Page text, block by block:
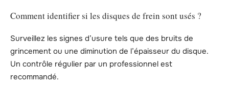
Comment identifier si les disques de frein sont usés ?
Surveillez les signes d’usure tels que des bruits de
grincement ou une diminution de l’épaisseur du disque.
Un contrôle régulier par un professionnel est
recommandé.